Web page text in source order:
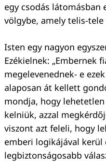
egy csodás látomásban
völgybe, amely telis-
Isten egy nagyon
Ezékielnek: „Embernek
megelevenednek- e
alaposan át kellett
mondja, hogy
kelniük, azzal
viszont azt feleli, hogy
emberi logikájával kerül
legbiztonságosabb